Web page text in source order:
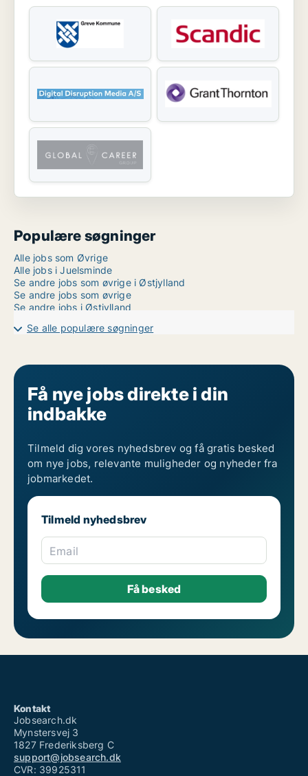
Populære søgninger
Alle jobs som Øvrige
Alle jobs i Juelsminde
Se andre jobs som øvrige i Østjylland
Se andre jobs som øvrige
Se andre jobs i Østjylland
Se alle populære søgninger
Få nye jobs direkte i din
indbakke
Tilmeld dig vores nyhedsbrev og få gratis besked
om nye jobs, relevante muligheder og nyheder fra
jobmarkedet.
Tilmeld nyhedsbrev
Email
Kontakt
Jobsearch.dk
Mynstersvej 3
1827 Frederiksberg C
support@jobsearch.dk
CVR: 39925311